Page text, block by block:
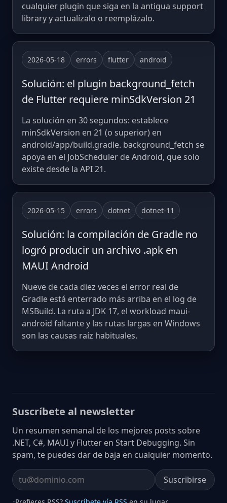
cualquier plugin que siga en la antigua support
library y actualízalo o reemplázalo.
2026-05-18 errors flutter android
Solución: el plugin background_fetch
de Flutter requiere minSdkVersion 21
La solución en 30 segundos: establece
minSdkVersion en 21 (o superior) en
android/app/build.gradle. background_fetch se
apoya en el JobScheduler de Android, que solo
existe desde la API 21.
2026-05-15 errors dotnet dotnet-11
Solución: la compilación de Gradle no
logró producir un archivo .apk en
MAUI Android
Nueve de cada diez veces el error real de
Gradle está enterrado más arriba en el log de
MSBuild. La ruta a JDK 17, el workload maui-
android faltante y las rutas largas en Windows
son las causas raíz habituales.
Suscríbete al newsletter
Un resumen semanal de los mejores posts sobre
.NET, C#, MAUI y Flutter en Start Debugging. Sin
spam, te puedes dar de baja en cualquier momento.
Email address Suscribirse